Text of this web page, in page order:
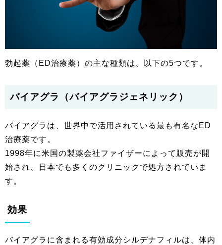
勃起薬（ED治療薬）の主な種類は、以下の5つです。
バイアグラ（バイアグラジェネリック）
バイアグラは、世界中で活用されている最も有名なED
治療薬です。
1998年に米国の製薬会社ファイザーによって販売が開
始され、日本でも多くのクリニックで処方されていま
す。
効果
バイアグラに含まれる有効成分シルデナフィルは、体内